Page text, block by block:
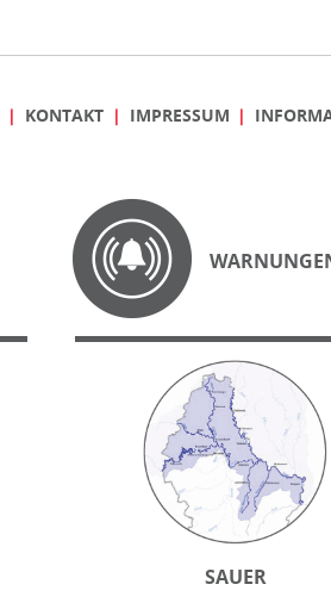
KONTAKT IMPRESSUM
SAUER